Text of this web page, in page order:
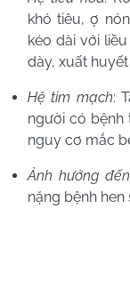
khó tiêu, ợ
kéo dài với
dày, xuất
Hệ tim mạch:
người có bệnh
nguy cơ mắc
Ảnh hưởng
nặng bệnh